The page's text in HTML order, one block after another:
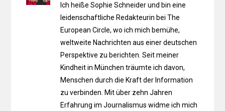
Ich heiße Sophie Schneider und bin eine
leidenschaftliche Redakteurin bei The
European Circle, wo ich mich bemühe,
weltweite Nachrichten aus einer deutschen
Perspektive zu berichten. Seit meiner
Kindheit in München träumte ich davon,
Menschen durch die Kraft der Information
zu verbinden. Mit über zehn Jahren
Erfahrung im Journalismus widme ich mich